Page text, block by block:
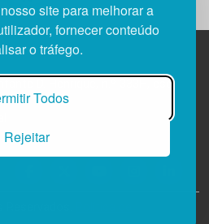
site para melhorar a
fornecer conteúdo
o tráfego.
Todos
Rejeitar
D. Henrique, n.º 333H, esc.